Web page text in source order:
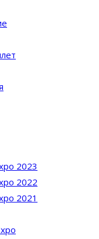
2023
2022
2021